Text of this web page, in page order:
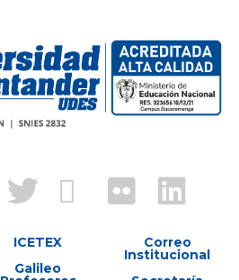
ICETEX
Galileo
Correo
Institucional